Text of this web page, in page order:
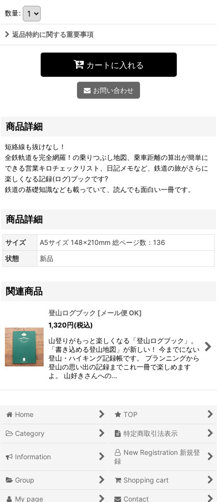
数量:
返品特約に関する重要事項
カートに入れる
お問い合わせ
商品詳細
短絡線も抜けなし！
全鉄軌道を完全網羅！の乗りつぶし地図、乗車距離の算出が簡単に
できる営業キロチェックリスト、日記メモなど、鉄道の旅がさらに
楽しくなる記録(ログ)ブックです?
鉄道の基礎知識なども載っていて、読んでも面白い一冊です。
商品詳細
サイズ
A5サイズ 148×210mm 総ページ数：136
状態
新品
関連商品
登山ログブック [メール便 OK]
1,320円(税込)
山登りがもっと楽しくなる「登山ログブック」。
「書き込める登山地図」が新しい！ 今までにない
登山・ハイキング記録帳です。 プランニングから
登山の思い出の記録までこれ一冊で楽しめます
よ。 山好きさんへの…
Home TOP
Category 特定商取引法表示
Information
New Registration 新規登
録
Group Shopping cart
My page Contact